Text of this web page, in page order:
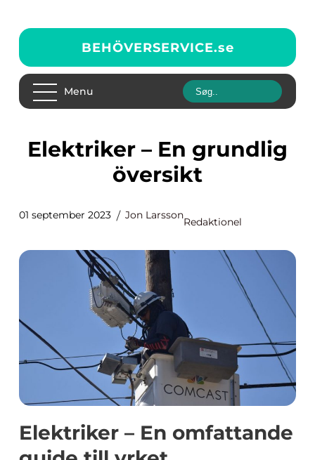
BEHÖVERSERVICE.se
Menu
Elektriker – En grundlig
översikt
01 september 2023 Jon Larsson
Redaktionel
Elektriker – En omfattande